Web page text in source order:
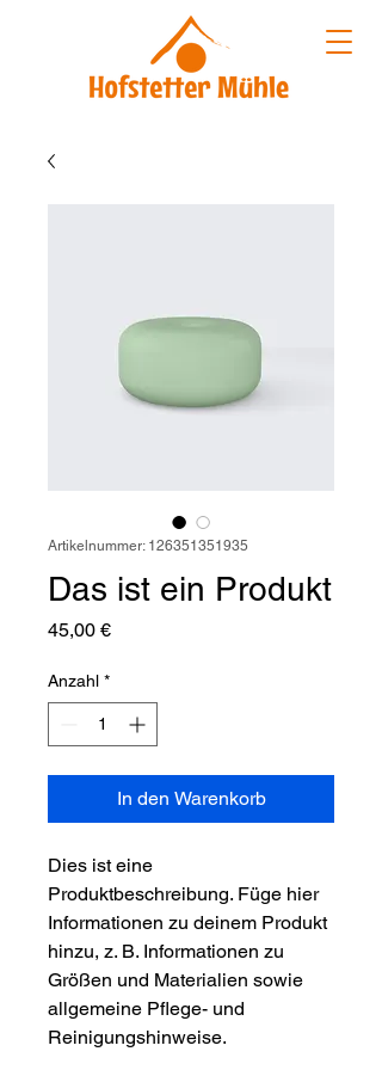
Artikelnummer: 126351351935
Das ist ein Produkt
45,00 €Preis
Anzahl *
In den Warenkorb
Dies ist eine
Produktbeschreibung. Füge hier
Informationen zu deinem Produkt
hinzu, z. B. Informationen zu
Größen und Materialien sowie
allgemeine Pflege- und
Reinigungshinweise.